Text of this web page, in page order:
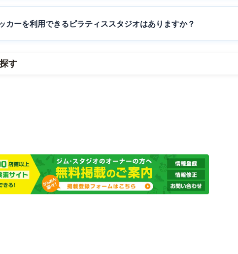
カーを利用できるピラティススタジオはありますか？
す